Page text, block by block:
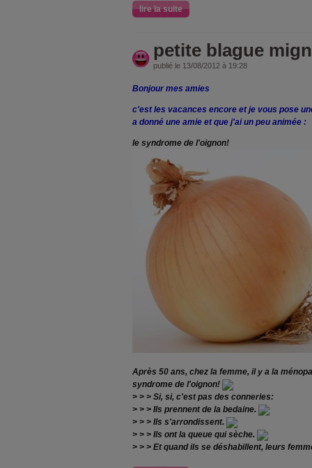
lire la suite
petite blague
publié le 13/08/2012 à 19:28
Bonjour mes amies
c'est les vacances encore et je vous pose
a donné une amie et que j'ai un peu animée :
le syndrome de l'oignon!
Après 50 ans, chez la femme, il y a la
syndrome de l'oignon!
> > > Si, si, c'est pas des conneries:
> > > Ils prennent de la bedaine.
> > > Ils s'arrondissent.
> > > Ils ont la queue qui sèche.
> > > Et quand ils se déshabillent, leurs